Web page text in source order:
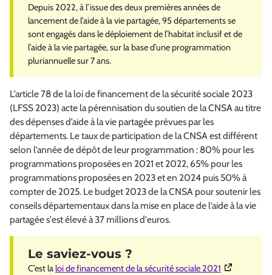
Depuis 2022, à l’issue des deux premières années de
lancement de l’aide à la vie partagée, 95 départements se
sont engagés dans le déploiement de l’habitat inclusif et de
l’aide à la vie partagée, sur la base d’une programmation
pluriannuelle sur 7 ans.
L’article 78 de la loi de financement de la sécurité sociale 2023
(LFSS 2023) acte la pérennisation du soutien de la CNSA au titre
des dépenses d’aide à la vie partagée prévues par les
départements. Le taux de participation de la CNSA est différent
selon l’année de dépôt de leur programmation : 80% pour les
programmations proposées en 2021 et 2022, 65% pour les
programmations proposées en 2023 et en 2024 puis 50% à
compter de 2025. Le budget 2023 de la CNSA pour soutenir les
conseils départementaux dans la mise en place de l’aide à la vie
partagée s'est élevé à 37 millions d'euros.
C’est laloi de financement de la sécurité sociale 2021 (Ouverture